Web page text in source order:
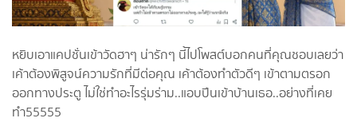
หยิบเอาแคปชั่นเข้าวัดฮาๆ น่ารักๆ นี้ไปโพสต์บอกคนที่คุณชอบเลยว่า
เค้าต้องพิสูจน์ความรักที่มีต่อคุณ เค้าต้องทำตัวดีๆ เข้าตามตรอก
ออกทางประตู ไม่ใช่ทำอะไรรุ่มร่าม..แอบปีนเข้าบ้านเธอ..อย่างที่เคย
ทำ55555